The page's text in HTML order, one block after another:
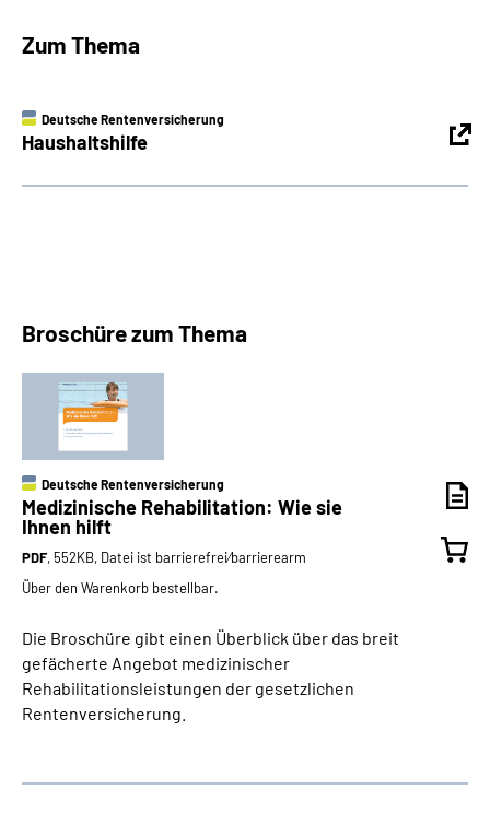
Zum Thema
Deutsche Rentenversicherung
Haushaltshilfe
Broschüre zum Thema
Deutsche Rentenversicherung
Medizinische Rehabilitation: Wie sie
Ihnen hilft
PDF, 552KB, Datei ist barrierefrei⁄barrierearm
Über den Warenkorb bestellbar.
Die Broschüre gibt einen Überblick über das breit
gefächerte Angebot medizinischer
Rehabilitationsleistungen der gesetzlichen
Rentenversicherung.